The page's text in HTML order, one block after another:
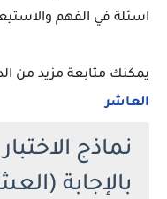
اسئلة في الفهم
يمكنك متابعة مزيد
العاشر
نماذج
بالإجابة